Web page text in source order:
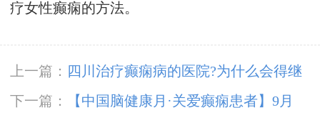
疗女性癫痫的方法。
上一篇：
四川治疗癫痫病的医院?为什么会得继
发性癫痫?
下一篇：
【中国脑健康月·关爱癫痫患者】9月